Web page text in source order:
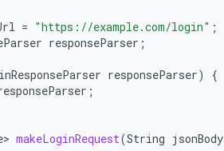
= "https://example.com/login" ;
responseParser ;
responseParser)
{
;
makeLoginRequest(String jsonBody